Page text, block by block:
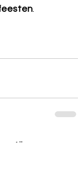
Alles weergeven